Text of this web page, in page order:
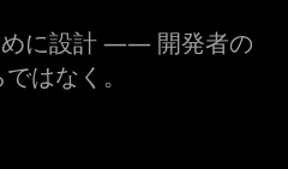
に設計 —— 開発者の
はなく。